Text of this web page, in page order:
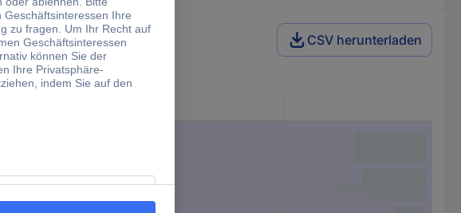
CSV herunterladen